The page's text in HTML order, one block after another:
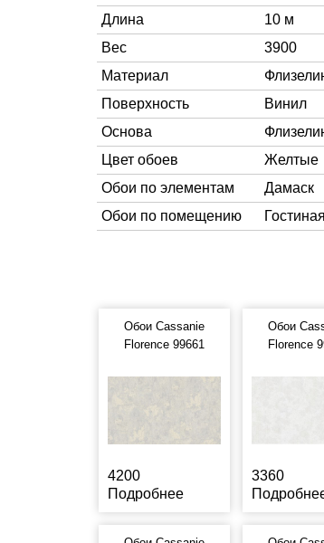
Длина
10 м
Вес
3900
Материал
Поверхность
Винил
Основа
Цвет обоев
Желтые
Обои по элементам
Дамаск
Обои по помещению
Обои Cassanie
Florence 99661
4200
Подробнее
Обои
Florence
3360